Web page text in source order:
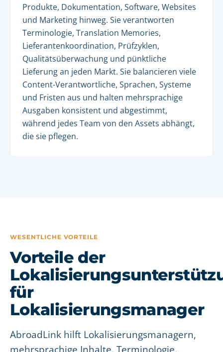
Produkte, Dokumentation, Software, Websites
und Marketing hinweg. Sie verantworten
Terminologie, Translation Memories,
Lieferantenkoordination, Prüfzyklen,
Qualitätsüberwachung und pünktliche
Lieferung an jeden Markt. Sie balancieren viele
Content-Verantwortliche, Sprachen, Systeme
und Fristen aus und halten mehrsprachige
Ausgaben konsistent und abgestimmt,
während jedes Team von den Assets abhängt,
die sie pflegen.
WESENTLICHE VORTEILE
Vorteile der
für
Lokalisierungsmanager
AbroadLink hilft Lokalisierungsmanagern,